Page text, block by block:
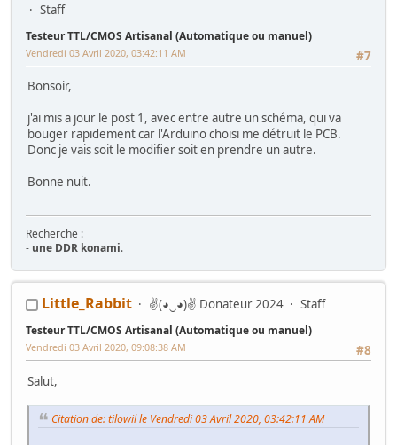
Staff
Testeur TTL/CMOS Artisanal (Automatique ou manuel)
#7
Vendredi 03 Avril 2020, 03:42:11 AM
Bonsoir,
j'ai mis a jour le post 1, avec entre autre un schéma, qui va
bouger rapidement car l'Arduino choisi me détruit le PCB.
Donc je vais soit le modifier soit en prendre un autre.
Bonne nuit.
Recherche :
- une DDR konami.
Arcade:Ma première borne JAMMA from scratch-Twin FourTrax
Noel 2014 (Wip Humanitaire)
Flippers:Gottlieb Magnotron,Bally Freedom
Gottlieb Genesis,Data East Time Machine,Recel Lady Luck (Feu)
Jackpot
Hors Arcade
(Donkey Kong Key Box)-Testeur TTL/CMOS Artisanal-Moniteur Test
MPU Data East
Little_Rabbit ✌(◕‿◕)✌ Donateur 2024 Staff
Testeur TTL/CMOS Artisanal (Automatique ou manuel)
#8
Vendredi 03 Avril 2020, 09:08:38 AM
Salut,
Citation de: tilowil le Vendredi 03 Avril 2020, 03:42:11 AM